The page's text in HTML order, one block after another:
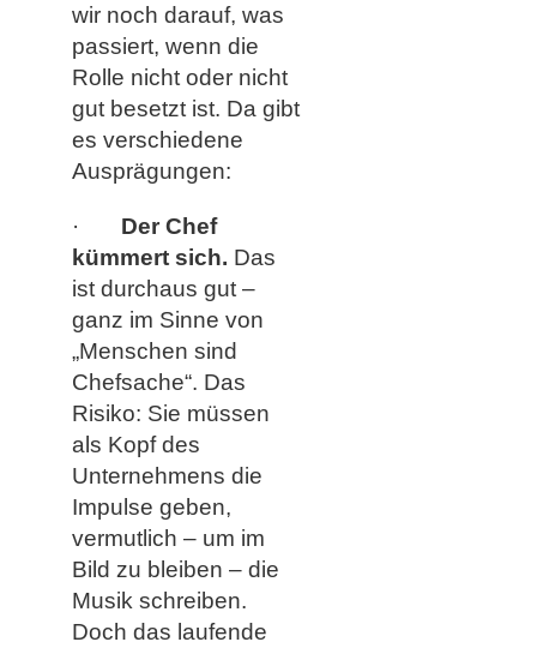
wir noch darauf, was
passiert, wenn die
Rolle nicht oder nicht
gut besetzt ist. Da gibt
es verschiedene
Ausprägungen:
· Der Chef
kümmert sich. Das
ist durchaus gut –
ganz im Sinne von
„Menschen sind
Chefsache“. Das
Risiko: Sie müssen
als Kopf des
Unternehmens die
Impulse geben,
vermutlich – um im
Bild zu bleiben – die
Musik schreiben.
Doch das laufende